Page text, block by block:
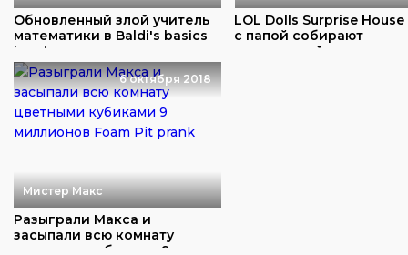
Обновленный злой учитель
математики в Baldi's basics
in educ...
LOL Dolls Surprise House
с папой собирают
игрушечный до...
6 октября 2018
Мистер Макс
Разыграли Макса и
засыпали всю комнату
цветными кубиками 9 ...